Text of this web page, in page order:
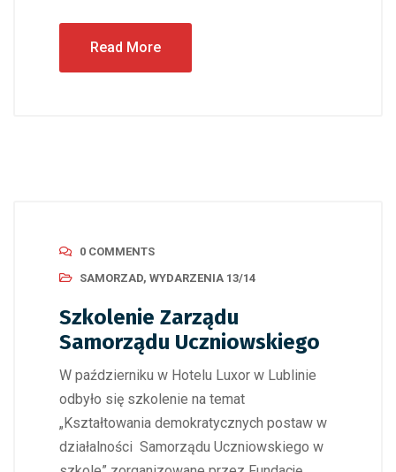
Read More
0 COMMENTS
SAMORZAD, WYDARZENIA 13/14
Szkolenie Zarządu
Samorządu Uczniowskiego
W październiku w Hotelu Luxor w Lublinie
odbyło się szkolenie na temat
„Kształtowania demokratycznych postaw w
działalności Samorządu Uczniowskiego w